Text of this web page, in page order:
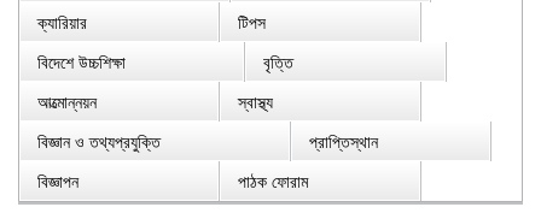
ক্যারিয়ার
টিপস
বিদেশে উচ্চশিক্ষা
বৃত্তি
আত্মোন্নয়ন
স্বাস্থ্য
বিজ্ঞান ও তথ্যপ্রযুক্তি
প্রাপ্তিস্থান
বিজ্ঞাপন
পাঠক ফোরাম